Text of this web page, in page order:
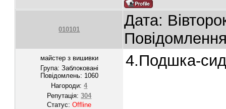
010101
Дата:
майстер з вишивки
Група: Заблоковані
Повідомлень: 1060
Нагороди:4
Репутація:304
Статус:Offline
4.Подшка-